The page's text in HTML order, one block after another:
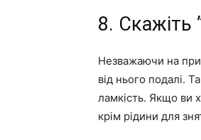
8. Скажіть
Незважаючи на
від нього подалі.
ламкість. Якщо ви
крім рідини для